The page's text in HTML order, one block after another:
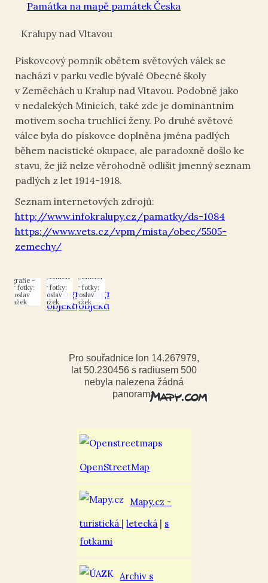
Památka na mapě památek Česka
Kralupy nad Vltavou
Pískovcový pomník obětem světových válek se
nachází v parku vedle bývalé Obecné školy
v Zeměchách u Kralup nad Vltavou. Podobně jako
v nedalekých Minicích, také zde je dominantním
motivem socha truchlící ženy. Po druhé světové
válce byla do pískovce doplněna jména padlých
během nacistické okupace, ale paradoxně došlo ke
stavu, že již nelze věrohodně odlišit jmenný seznam
padlých z let 1914-1918.
Seznam internetových zdrojů:
http://www.infokralupy.cz/pamatky/ds-1084
https://www.vets.cz/vpm/mista/obec/5505-
zemechy/
Pomník
obětem
válek v
fotky:
Miroslav
Blažek
Pomník
obětem
Zeměchách
Autor fotky:
Miroslav
Blažek
Detail
Zeměchách
Autor fotky:
Miroslav
Blažek
Pro souřadnice lon 14.267979,
lat 50.230456 s radiusem 500
nebyla nalezena žádná
panorama
OpenStreetMap
Mapy.cz -
turistická |letecká | s
fotkami
Archiv s